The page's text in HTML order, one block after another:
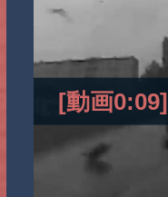
[動画